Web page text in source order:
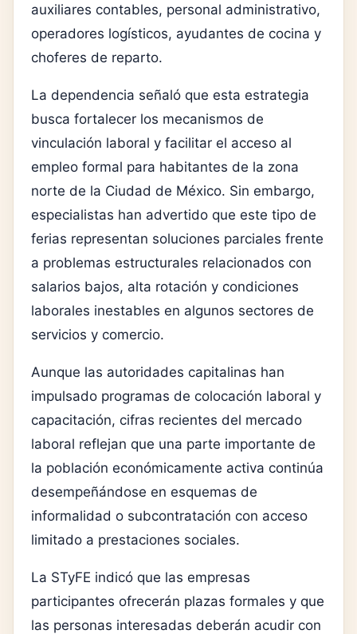
auxiliares contables, personal administrativo,
operadores logísticos, ayudantes de cocina y
choferes de reparto.
La dependencia señaló que esta estrategia
busca fortalecer los mecanismos de
vinculación laboral y facilitar el acceso al
empleo formal para habitantes de la zona
norte de la Ciudad de México. Sin embargo,
especialistas han advertido que este tipo de
ferias representan soluciones parciales frente
a problemas estructurales relacionados con
salarios bajos, alta rotación y condiciones
laborales inestables en algunos sectores de
servicios y comercio.
Aunque las autoridades capitalinas han
impulsado programas de colocación laboral y
capacitación, cifras recientes del mercado
laboral reflejan que una parte importante de
la población económicamente activa continúa
desempeñándose en esquemas de
informalidad o subcontratación con acceso
limitado a prestaciones sociales.
La STyFE indicó que las empresas
participantes ofrecerán plazas formales y que
las personas interesadas deberán acudir con